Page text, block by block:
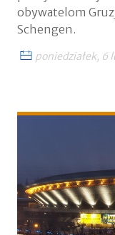
obywatelom
Schengen.
poniedziałek, 6